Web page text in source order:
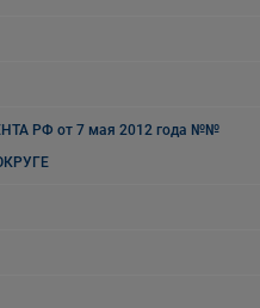
РФ от 7 мая 2012 года №№